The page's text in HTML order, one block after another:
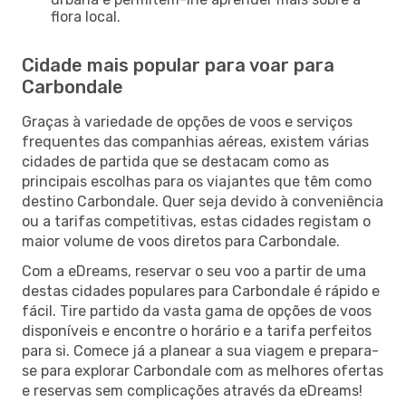
flora local.
Cidade mais popular para voar para
Carbondale
Graças à variedade de opções de voos e serviços
frequentes das companhias aéreas, existem várias
cidades de partida que se destacam como as
principais escolhas para os viajantes que têm como
destino Carbondale. Quer seja devido à conveniência
ou a tarifas competitivas, estas cidades registam o
maior volume de voos diretos para Carbondale.
Com a eDreams, reservar o seu voo a partir de uma
destas cidades populares para Carbondale é rápido e
fácil. Tire partido da vasta gama de opções de voos
disponíveis e encontre o horário e a tarifa perfeitos
para si. Comece já a planear a sua viagem e prepara-
se para explorar Carbondale com as melhores ofertas
e reservas sem complicações através da eDreams!